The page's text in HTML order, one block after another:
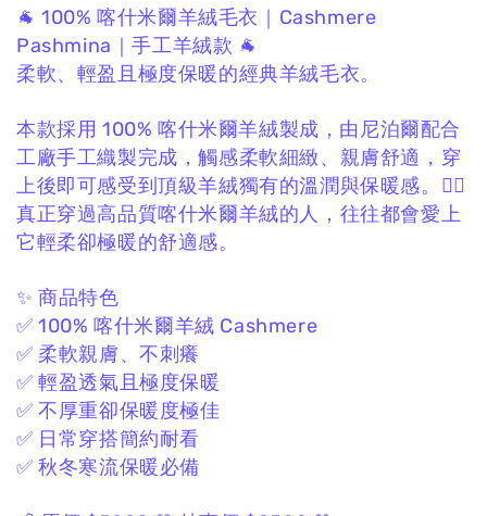
🐐 100% 喀什米爾羊絨毛衣｜Cashmere
Pashmina｜手工羊絨款 🐐
柔軟、輕盈且極度保暖的經典羊絨毛衣。
本款採用 100% 喀什米爾羊絨製成， 由尼泊爾配合
工廠手工織製完成，觸感柔軟細緻、親膚舒適， 穿
上後即可感受到頂級羊絨獨有的溫潤與保暖感。❤️‍🔥
真正穿過高品質喀什米爾羊絨的人， 往往都會愛上
它輕柔卻極暖的舒適感。
✨ 商品特色
✅ 100% 喀什米爾羊絨 Cashmere
✅ 柔軟親膚、不刺癢
✅ 輕盈透氣且極度保暖
✅ 不厚重卻保暖度極佳
✅ 日常穿搭簡約耐看
✅ 秋冬寒流保暖必備